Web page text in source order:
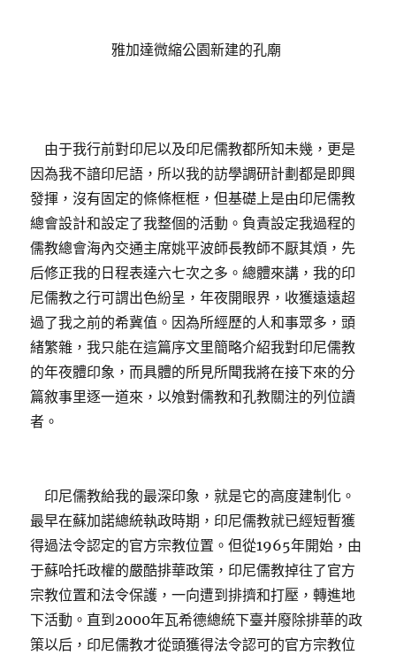
雅加達微縮公園新建的孔廟
由于我行前對印尼以及印尼儒教都所知未幾，更是
因為我不諳印尼語，所以我的訪學調研計劃都是即興
發揮，沒有固定的條條框框，但基礎上是由印尼儒教
總會設計和設定了我整個的活動。負責設定我過程的
儒教總會海內交通主席姚平波師長教師不厭其煩，先
后修正我的日程表達六七次之多。總體來講，我的印
尼儒教之行可謂出色紛呈，年夜開眼界，收獲遠遠超
過了我之前的希冀值。因為所經歷的人和事眾多，頭
緒繁雜，我只能在這篇序文里簡略介紹我對印尼儒教
的年夜體印象，而具體的所見所聞我將在接下來的分
篇敘事里逐一道來，以飧對儒教和孔教關注的列位讀
者。
印尼儒教給我的最深印象，就是它的高度建制化。
最早在蘇加諾總統執政時期，印尼儒教就已經短暫獲
得過法令認定的官方宗教位置。但從1965年開始，由
于蘇哈托政權的嚴酷排華政策，印尼儒教掉往了官方
宗教位置和法令保護，一向遭到排擠和打壓，轉進地
下活動。直到2000年瓦希德總統下臺并廢除排華的政
策以后，印尼儒教才從頭獲得法令認可的官方宗教位